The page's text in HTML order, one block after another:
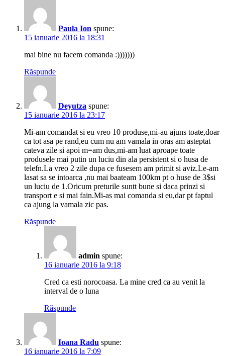
Paula Ion spune:
15 ianuarie 2016 la 18:31
mai bine nu facem comanda :)))))))
Răspunde
Deyutza spune:
15 ianuarie 2016 la 23:17
Mi-am comandat si eu vreo 10 produse,mi-au ajuns toate,doar
ca tot asa pe rand,eu cum nu am vamala in oras am asteptat
cateva zile si apoi m=am dus,mi-am luat aproape toate
produsele mai putin un luciu din ala persistent si o husa de
telefn.La vreo 2 zile dupa ce fusesem am primit si aviz.Le-am
lasat sa se intoarca ,nu mai baateam 100km pt o huse de 3$si
un luciu de 1.Oricum preturile suntt bune si daca prinzi si
transport e si mai fain.Mi-as mai comanda si eu,dar pt faptul
ca ajung la vamala zic pas.
Răspunde
admin spune:
16 ianuarie 2016 la 9:18
Cred ca esti norocoasa. La mine cred ca au venit la
interval de o luna
Răspunde
Ioana Radu spune:
16 ianuarie 2016 la 7:09